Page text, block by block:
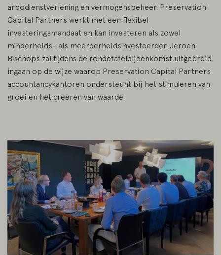
arbodienstverlening en vermogensbeheer. Preservation
Capital Partners werkt met een flexibel
investeringsmandaat en kan investeren als zowel
minderheids- als meerderheidsinvesteerder. Jeroen
Bischops zal tijdens de rondetafelbijeenkomst uitgebreid
ingaan op de wijze waarop Preservation Capital Partners
accountancykantoren ondersteunt bij het stimuleren van
groei en het creëren van waarde.